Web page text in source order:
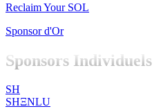
Reclaim Your SOL
Sponsor d'Or
Sponsors Individuels
SH
SHΞNLU